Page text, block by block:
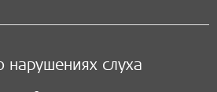
нарушениях слуха